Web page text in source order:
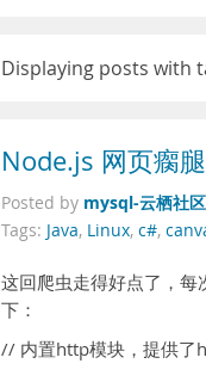
Displaying posts with
Node.js 网页瘸
Posted by mysql-云栖社区
Tags: Java, Linux, c#,
这回爬虫走得好点了，每
下：
// 内置http模块，提供了